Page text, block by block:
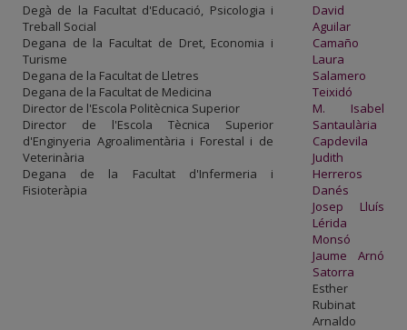
Degà de la Facultat d'Educació, Psicologia i
Treball Social
Degana de la Facultat de Dret, Economia i
Turisme
Degana de la Facultat de Lletres
Degana de la Facultat de Medicina
Director de l'Escola Politècnica Superior
Director de l'Escola Tècnica Superior
d'Enginyeria Agroalimentària i Forestal i de
Veterinària
Degana de la Facultat d'Infermeria i
Fisioteràpia
David
Aguilar
Camaño
Laura
Salamero
Teixidó
M. Isabel
Santaulària
Capdevila
Judith
Herreros
Danés
Josep Lluís
Lérida
Monsó
Jaume Arnó
Satorra
Esther
Rubinat
Arnaldo